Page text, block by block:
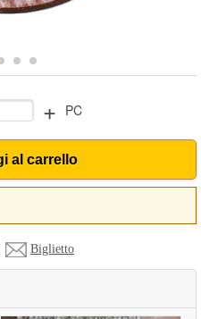
+ PC
al carrello
Biglietto